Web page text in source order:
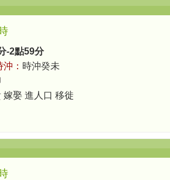
-2點59分
沖： 時沖癸未
嫁娶 進人口 移徙